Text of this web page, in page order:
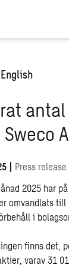
English
| Press release
2025 har
omvandlats
i
finns det,
varav 31